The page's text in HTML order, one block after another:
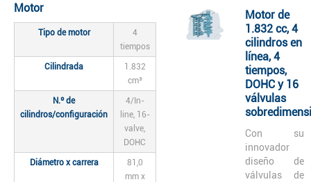
Motor
Tipo de motor
4
tiempos
Cilindrada
1.832
cm³
N.º de
cilindros/configuración
4/In-
line, 16-
valve,
DOHC
Diámetro x carrera
81,0
mm x
Motor de
1.832 cc, 4
cilindros en
línea, 4
tiempos,
DOHC y 16
válvulas
Con su
innovador
diseño de
válvulas de